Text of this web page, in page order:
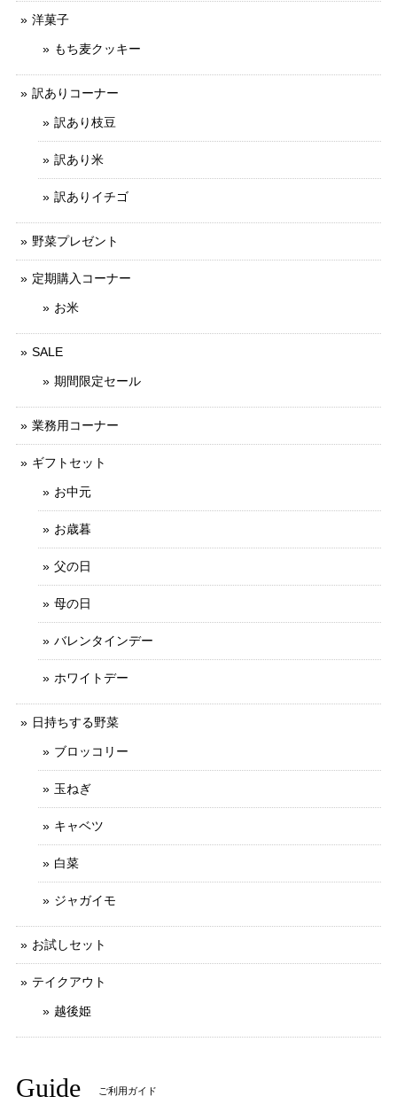
洋菓子
もち麦クッキー
訳ありコーナー
訳あり枝豆
訳あり米
訳ありイチゴ
野菜プレゼント
定期購入コーナー
お米
SALE
期間限定セール
業務用コーナー
ギフトセット
お中元
お歳暮
父の日
母の日
バレンタインデー
ホワイトデー
日持ちする野菜
ブロッコリー
玉ねぎ
キャベツ
白菜
ジャガイモ
お試しセット
テイクアウト
越後姫
Guide ご利用ガイド